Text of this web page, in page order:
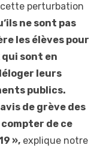
cette perturbation
ne sont pas
les élèves pour
sont en
leurs
publics.
de grève des
de ce
», explique notre